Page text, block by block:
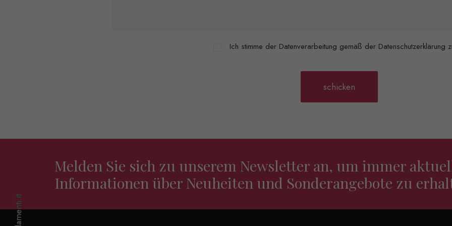
Ich stimme der Datenverarbeitung gemäß der Datenschutzerklärung
Melden Sie sich zu unserem Newsletter an, um immer
Informationen über Neuheiten und Sonderangebote zu